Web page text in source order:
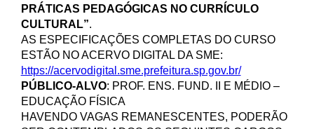
PRÁTICAS PEDAGÓGICAS NO CURRÍCULO
CULTURAL”.
AS ESPECIFICAÇÕES COMPLETAS DO CURSO
ESTÃO NO ACERVO DIGITAL DA SME:
https://acervodigital.sme.prefeitura.sp.gov.br/
PÚBLICO-ALVO: PROF. ENS. FUND. II E MÉDIO –
EDUCAÇÃO FÍSICA
HAVENDO VAGAS REMANESCENTES, PODERÃO